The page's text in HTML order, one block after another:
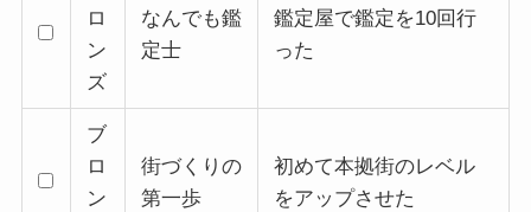
ロ
ン
ズ
なんでも鑑
定士
鑑定屋で鑑定を10回行
った
ブ
ロ
ン
街づくりの
第一歩
初めて本拠街のレベル
をアップさせた